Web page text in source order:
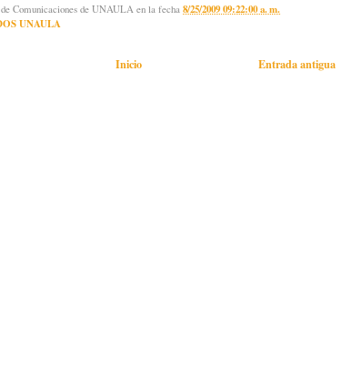
Comunicaciones de UNAULAen la fecha 8/25/2009 09:22:00 a. m.
UNAULA
Entrada antigua
Inicio